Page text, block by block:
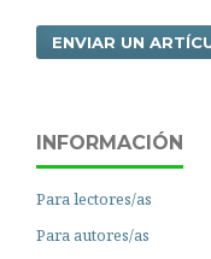
ENVIAR UN
INFORMACIÓN
Para lectores/as
Para autores/as